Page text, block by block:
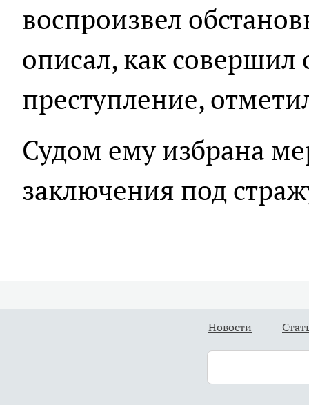
воспроизвел
описал, как совершил
преступление,
Судом ему избрана
заключения под
Новости